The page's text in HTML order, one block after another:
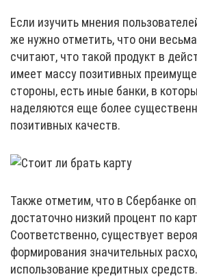
Если изучить мнения
же нужно отметить, что они
считают, что такой продукт в
имеет массу позитивных
стороны, есть иные банки, в
наделяются еще более
позитивных качеств.
Также отметим, что в Сбербанке
достаточно низкий процент по
Соответственно, существует
формирования значительных
использование кредитных